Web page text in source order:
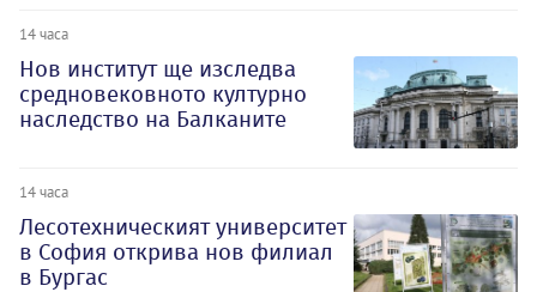
14 часа
Нов институт ще изследва
средновековното културно
наследство на Балканите
14 часа
Лесотехническият университет
в София открива нов филиал
в Бургас